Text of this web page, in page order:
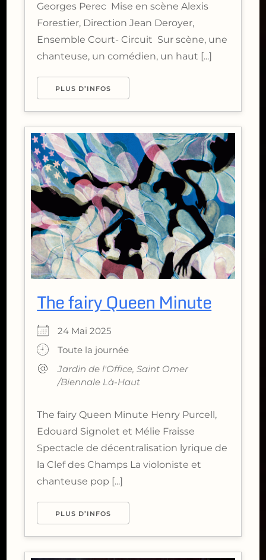
Georges Perec Mise en scène Alexis
Forestier, Direction Jean Deroyer,
Ensemble Court- Circuit Sur scène, une
chanteuse, un comédien, un haut [...]
PLUS D’INFOS
The fairy Queen Minute
24 Mai 2025
Toute la journée
Jardin de l'Office, Saint Omer
/Biennale Là-Haut
The fairy Queen Minute Henry Purcell,
Edouard Signolet et Mélie Fraisse
Spectacle de décentralisation lyrique de
la Clef des Champs La violoniste et
chanteuse pop [...]
PLUS D’INFOS